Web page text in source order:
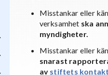
Misstankar eller
verksamhet ska
myndigheter.
Misstankar eller
snarast
av stiftets